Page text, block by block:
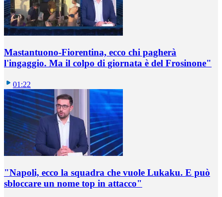
Mastantuono-Fiorentina, ecco chi pagherà
l'ingaggio. Ma il colpo di giornata è del Frosinone"
01:22
"Napoli, ecco la squadra che vuole Lukaku. E può
sbloccare un nome top in attacco"